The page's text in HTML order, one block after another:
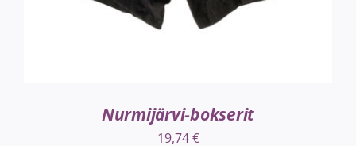
Nurmijärvi-bokserit
19,74€